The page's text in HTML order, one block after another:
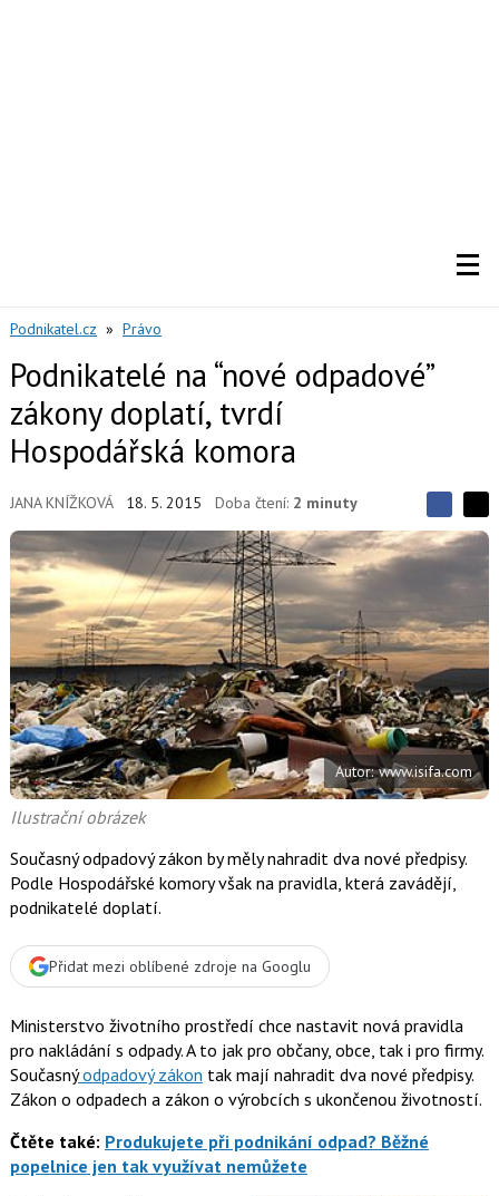
Podnikatel.cz » Právo
Podnikatelé na “nové odpadové”
zákony doplatí, tvrdí
Hospodářská komora
JANA KNÍŽKOVÁ 18. 5. 2015 Doba čtení: 2 minuty
S
d
e
t
S
d
í
t
e
n
a
F
a
c
e
b
o
o
k
d
t
e
n
a
s
í
t
i
X
Autor: www.isifa.com
Ilustrační obrázek
Současný odpadový zákon by měly nahradit dva nové předpisy.
Podle Hospodářské komory však na pravidla, která zavádějí,
podnikatelé doplatí.
Přidat mezi oblíbené zdroje na Googlu
Ministerstvo životního prostředí chce nastavit nová pravidla
pro nakládání s odpady. A to jak pro občany, obce, tak i pro firmy.
Současnýodpadový zákon tak mají nahradit dva nové předpisy.
Zákon o odpadech a zákon o výrobcích s ukončenou životností.
Čtěte také: Produkujete při podnikání odpad? Běžné
popelnice jen tak využívat nemůžete